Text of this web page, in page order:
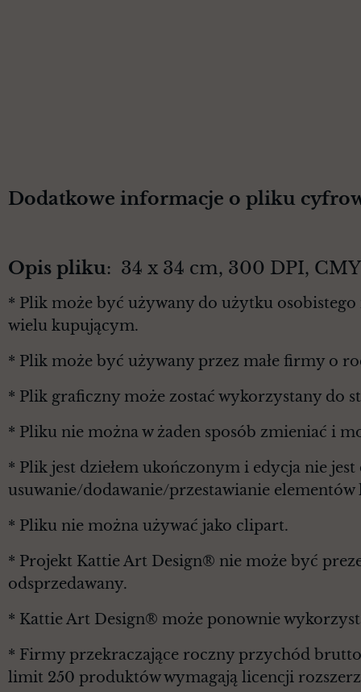
Dodatkowe informacje o pliku
Opis pliku: 34 x 34 cm, 300 DPI,
* Plik może być używany do użytku
wielu kupującym.
* Plik może być używany przez małe firmy o
* Plik graficzny może zostać wykorzystany do
* Pliku nie można w żaden sposób zmieniać i
* Plik jest dziełem ukończonym i edycja nie
usuwanie/dodawanie/przestawianie
* Pliku nie można używać jako clipart.
* Projekt Kattie Art Design® nie może być
odsprzedawany.
* Kattie Art Design® może ponownie
* Firmy przekraczające roczny przychód
limit 250 produktów wymagają licencji